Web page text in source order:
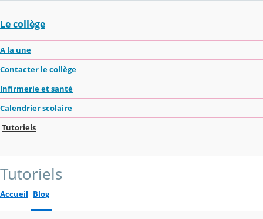
Le collège
A la une
Contacter le collège
Infirmerie et santé
Calendrier scolaire
Tutoriels
Tutoriels
Accueil Blog